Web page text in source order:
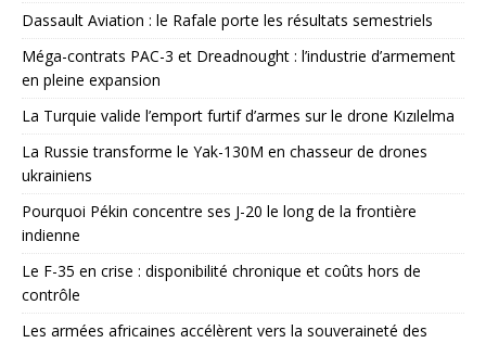
Dassault Aviation : le Rafale porte les résultats semestriels
Méga-contrats PAC-3 et Dreadnought : l’industrie d’armement
en pleine expansion
La Turquie valide l’emport furtif d’armes sur le drone Kızılelma
La Russie transforme le Yak-130M en chasseur de drones
ukrainiens
Pourquoi Pékin concentre ses J-20 le long de la frontière
indienne
Le F-35 en crise : disponibilité chronique et coûts hors de
contrôle
Les armées africaines accélèrent vers la souveraineté des